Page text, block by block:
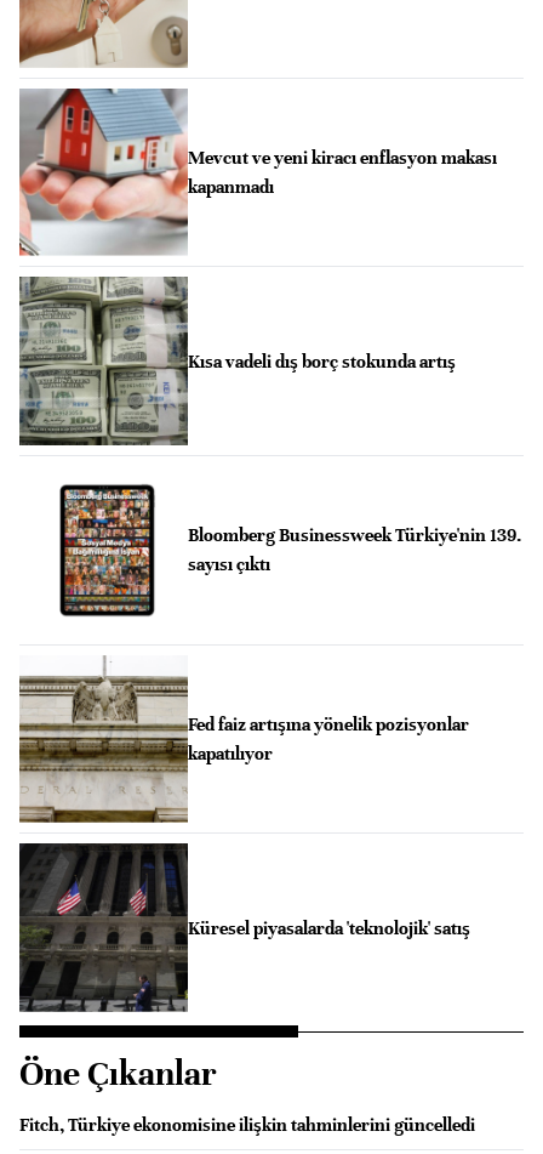
Mevcut ve yeni kiracı enflasyon makası
kapanmadı
Kısa vadeli dış borç stokunda artış
Bloomberg Businessweek Türkiye'nin 139.
sayısı çıktı
Fed faiz artışına yönelik pozisyonlar
kapatılıyor
Küresel piyasalarda 'teknolojik' satış
Öne Çıkanlar
Fitch, Türkiye ekonomisine ilişkin tahminlerini güncelledi